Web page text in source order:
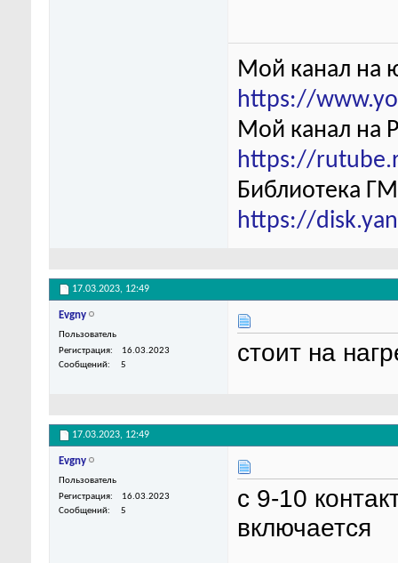
Мой канал на
https://
Мой канал на
https://
Библиотека
https://
17.03.2023, 12:49
Evgny
Пользователь
Регистрация
16.03.2023
Сообщений
5 стоит на
17.03.2023, 12:49
Evgny
Пользователь
Регистрация
16.03.2023
Сообщений
5
с 9-10
включается